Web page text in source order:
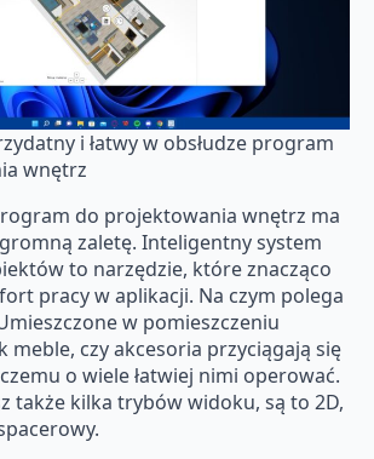
i łatwy w obsłudze program
wnętrz
do projektowania wnętrz ma
zaletę. Inteligentny system
to narzędzie, które znacząco
pracy w aplikacji. Na czym polega
w pomieszczeniu
meble, czy akcesoria przyciągają się
o wiele łatwiej nimi operować.
także kilka trybów widoku, są to 2D,